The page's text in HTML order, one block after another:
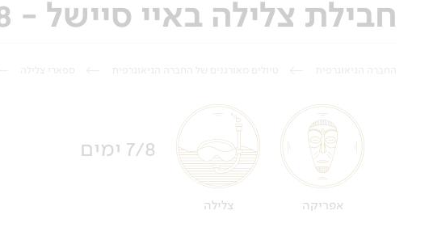
חבילת צלילה באיי סיישל - 8 ימים - הפלגת צלילה וטבע
אפריקה צלילה
7/8 ימים